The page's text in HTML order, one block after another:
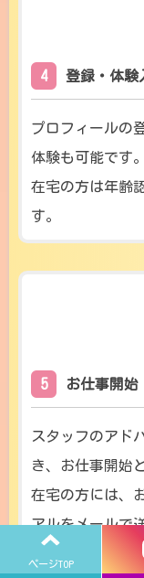
ページTOP
4 登録・体験
プロフィールの
体験も可能です。
在宅の方は年齢
す。
5 お仕事開始
スタッフのアド
き、お仕事開始
在宅の方には、
アルをメールで
がありましたら